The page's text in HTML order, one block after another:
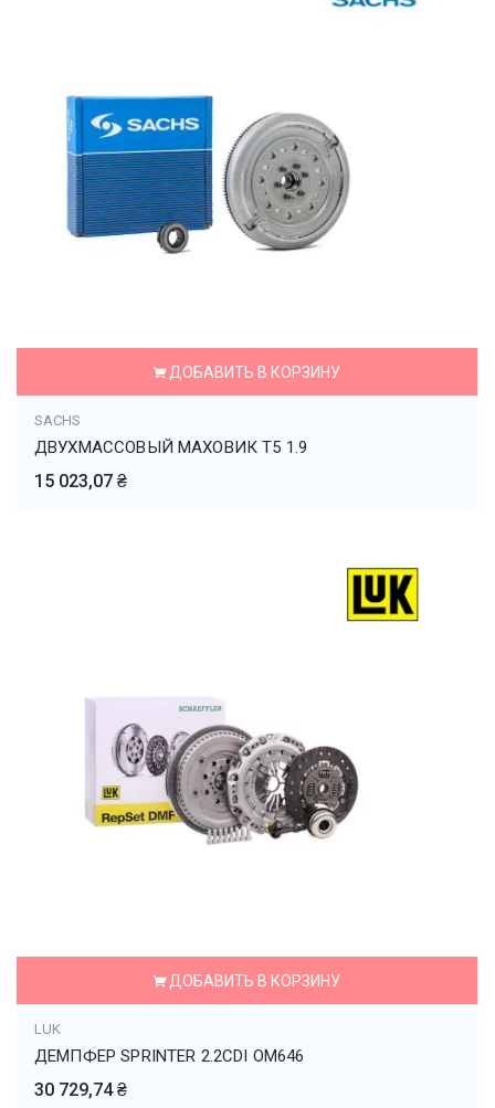
ДОБАВИТЬ В КОРЗИНУ
SACHS
ДВУХМАССОВЫЙ МАХОВИК Т5 1.9
15 023,07 ₴
ДОБАВИТЬ В КОРЗИНУ
LUK
ДЕМПФЕР SPRINTER 2.2CDI OM646
30 729,74 ₴